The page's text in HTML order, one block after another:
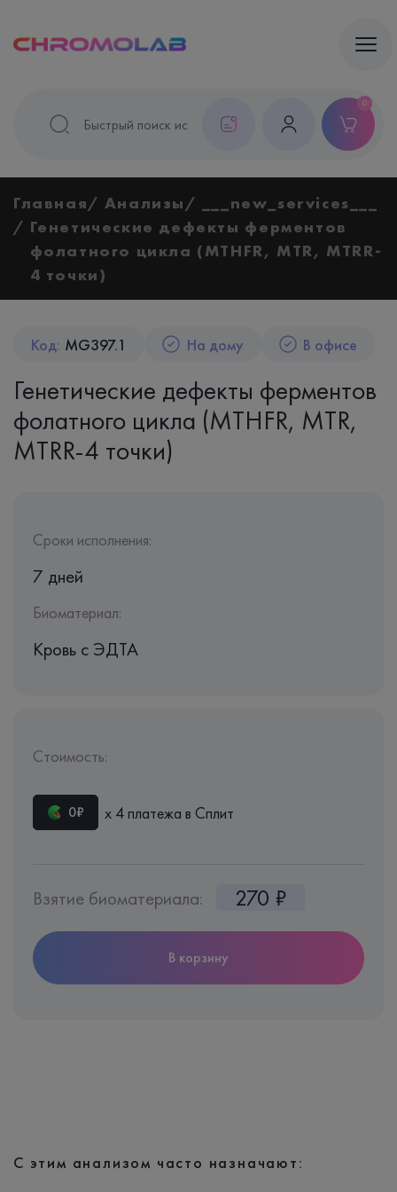
0
Главная Анализы
___new_services___
Генетические дефекты ферментов
фолатного цикла (MTHFR, MTR, MTRR-
4 точки)
Код: MG397.1 На дому В офисе
Генетические дефекты ферментов
фолатного цикла (MTHFR, MTR,
MTRR-4 точки)
Сроки исполнения:
7 дней
Биоматериал:
Кровь c ЭДТА
Стоимость:
0₽ х 4 платежа в Сплит
Взятие биоматериала: 270 ₽
В корзину
С этим анализом часто назначают: